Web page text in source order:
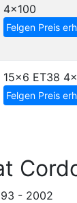
4x100
Felgen Preis
15x6 ET38
Felgen Preis
- 2002